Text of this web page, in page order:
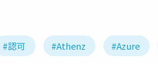
#認可 #Athenz #Azure